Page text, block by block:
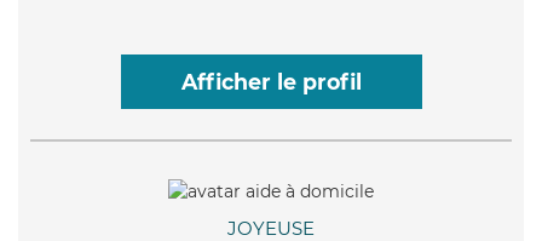
Afficher le profil
JOYEUSE